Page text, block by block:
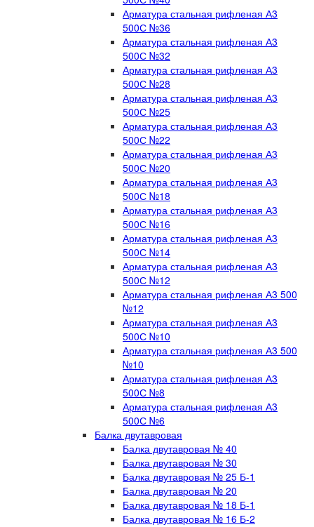
Арматура стальная рифленая А3
500С №36
Арматура стальная рифленая А3
500С №32
Арматура стальная рифленая А3
500С №28
Арматура стальная рифленая А3
500С №25
Арматура стальная рифленая А3
500С №22
Арматура стальная рифленая А3
500С №20
Арматура стальная рифленая А3
500С №18
Арматура стальная рифленая А3
500С №16
Арматура стальная рифленая А3
500С №14
Арматура стальная рифленая А3
500С №12
Арматура стальная рифленая А3 500
№12
Арматура стальная рифленая А3
500С №10
Арматура стальная рифленая А3 500
№10
Арматура стальная рифленая А3
500С №8
Арматура стальная рифленая А3
500С №6
Балка двутавровая
Балка двутавровая № 40
Балка двутавровая № 30
Балка двутавровая № 25 Б-1
Балка двутавровая № 20
Балка двутавровая № 18 Б-1
Балка двутавровая № 16 Б-2